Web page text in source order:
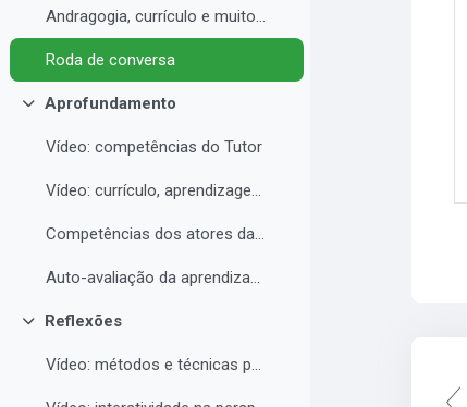
Andragogia, currículo e muito mais
Roda de conversa
Colapsar
Aprofundamento
Vídeo: competências do Tutor
Vídeo: currículo, aprendizagem e docência para EAD
Competências dos atores da educação a distância professor, tutor e aluno
Auto-avaliação da aprendizagem
Colapsar
Reflexões
Vídeo: métodos e técnicas para EAD